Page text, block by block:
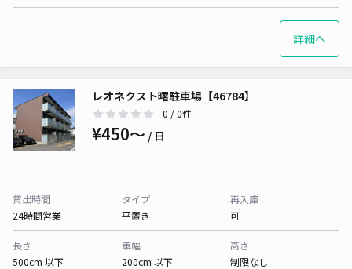
詳細へ
レオネクスト曙駐車場【46784】
0 / 0件
¥450〜 / 日
貸出時間
24時間営業
タイプ
平置き
再入庫
可
長さ
500cm 以下
車幅
200cm 以下
高さ
制限なし